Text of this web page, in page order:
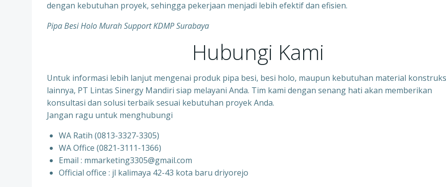
dengan kebutuhan proyek, sehingga pekerjaan menjadi lebih efektif dan efisien.
Pipa Besi Holo Murah Support KDMP Surabaya
Hubungi Kami
Untuk informasi lebih lanjut mengenai produk pipa besi, besi holo, maupun kebutuhan material
lainnya, PT Lintas Sinergy Mandiri siap melayani Anda. Tim kami dengan senang hati akan memberikan
konsultasi dan solusi terbaik sesuai kebutuhan proyek Anda.
Jangan ragu untuk menghubungi
WA Ratih (0813-3327-3305)
WA Office (0821-3111-1366)
Email : mmarketing3305@gmail.com
Official office : jl kalimaya 42-43 kota baru driyorejo